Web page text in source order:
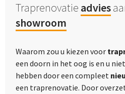
Traprenovatie advies
showroom
Waarom zou u kiezen voor
een doorn in het oog is en u
hebben door een compleet
een traprenovatie. Door